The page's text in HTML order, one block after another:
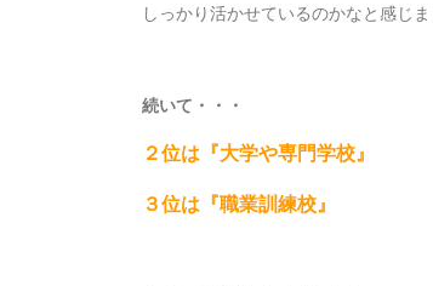
しっかり活かせているのかなと感じま
続いて・・・
２位は『大学や専門学校』
３位は『職業訓練校』